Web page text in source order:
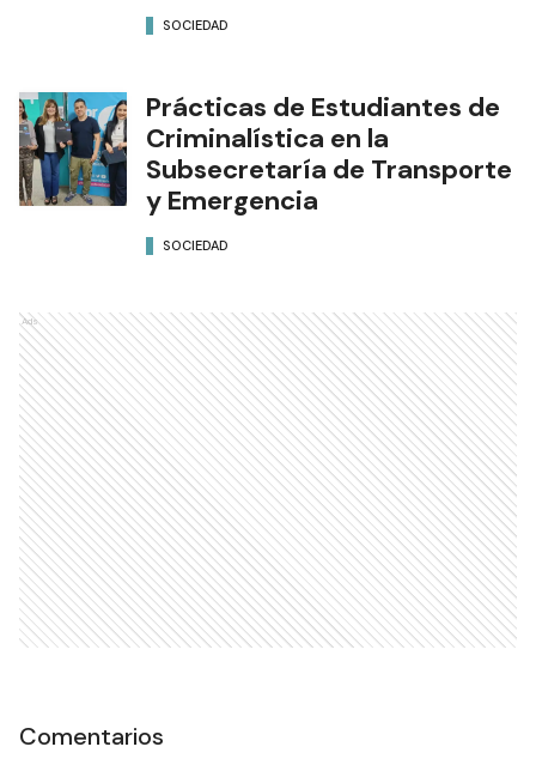
SOCIEDAD
Prácticas de Estudiantes de
Criminalística en la
Subsecretaría de Transporte
y Emergencia
SOCIEDAD
Ads
Comentarios